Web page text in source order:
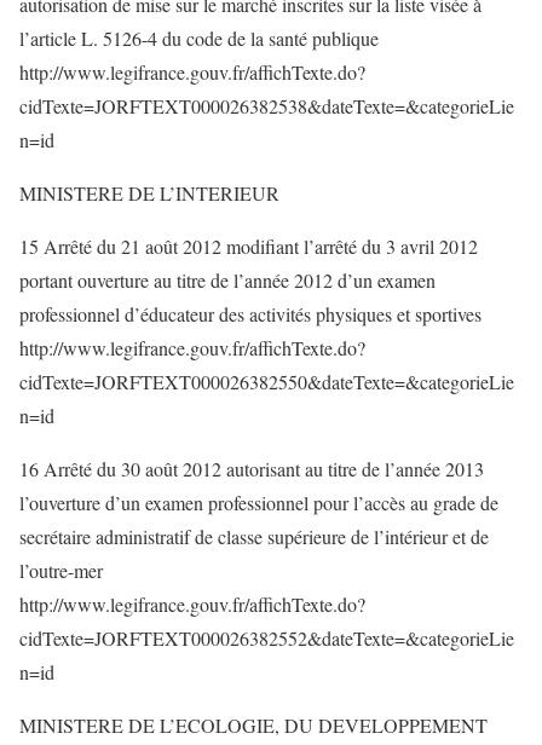
l’article L. 5126-4 du code de la santé publique
http://www.legifrance.gouv.fr/affichTexte.do?
cidTexte=JORFTEXT000026382538&dateTexte=&categorieLie
n=id
MINISTERE DE L’INTERIEUR
15 Arrêté du 21 août 2012 modifiant l’arrêté du 3 avril 2012
portant ouverture au titre de l’année 2012 d’un examen
professionnel d’éducateur des activités physiques et sportives
http://www.legifrance.gouv.fr/affichTexte.do?
cidTexte=JORFTEXT000026382550&dateTexte=&categorieLie
n=id
16 Arrêté du 30 août 2012 autorisant au titre de l’année 2013
l’ouverture d’un examen professionnel pour l’accès au grade de
secrétaire administratif de classe supérieure de l’intérieur et de
l’outre-mer
http://www.legifrance.gouv.fr/affichTexte.do?
cidTexte=JORFTEXT000026382552&dateTexte=&categorieLie
n=id
MINISTERE DE L’ECOLOGIE, DU DEVELOPPEMENT